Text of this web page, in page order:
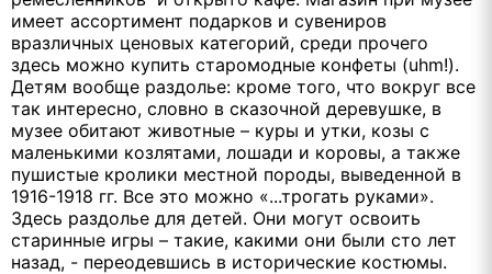
имеет ассортимент подарков и сувениров
вразличных ценовых категорий, среди прочего
здесь можно купить старомодные конфеты (uhm!).
Детям вообще раздолье: кроме того, что вокруг все
так интересно, словно в сказочной деревушке, в
музее обитают животные – куры и утки, козы с
маленькими козлятами, лошади и коровы, а также
пушистые кролики местной породы, выведенной в
1916-1918 гг. Все это можно «...трогать руками».
Здесь раздолье для детей. Они могут освоить
старинные игры – такие, какими они были сто лет
назад, - переодевшись в исторические костюмы.